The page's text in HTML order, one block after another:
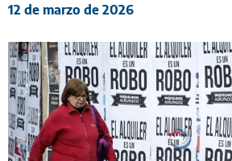
12 de marzo de 2026